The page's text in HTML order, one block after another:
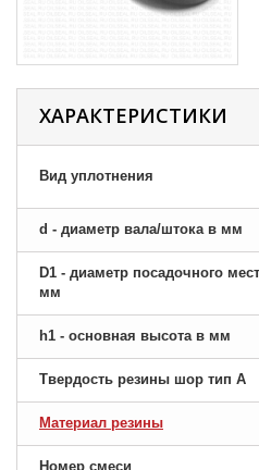
ХАРАКТЕРИСТИКИ
Вид уплотнения
d - диаметр вала/штока в мм
D1 - диаметр посадочного
мм
h1 - основная высота в мм
Твердость резины шор тип A
Материал резины
Номер смеси